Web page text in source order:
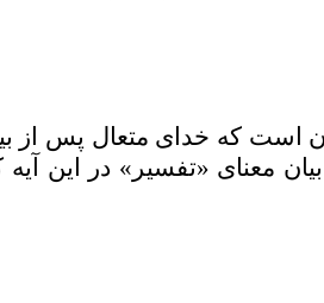
یک بار بیشتر استعمال نشده است و آن در آیه 33 سوره
معنای «تفسیر» در این